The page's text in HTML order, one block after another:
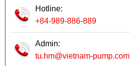
Hotline:
+84-989-886-889
Admin:
tu.hm@vietnam-pump.com